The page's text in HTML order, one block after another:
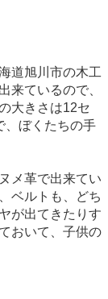
道旭川市の木工
来ているので、
大きさは12セ
、ぼくたちの手
メ革で出来てい
ベルトも、どち
が出てきたりす
おいて、子供の